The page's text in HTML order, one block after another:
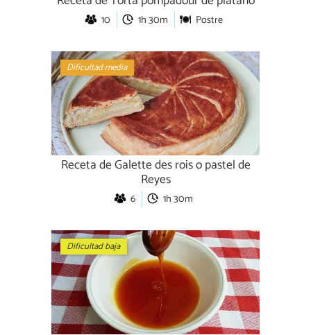
10 1h 30m Postre
Dificultad media
Receta de Galette des rois o pastel de
Reyes
6 1h 30m
Dificultad baja